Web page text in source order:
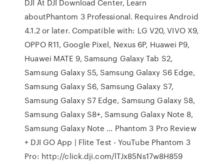
DJI At DJI Download Center, Learn
aboutPhantom 3 Professional. Requires Android
4.1.2 or later. Compatible with: LG V20, VIVO X9,
OPPO R11, Google Pixel, Nexus 6P, Huawei P9,
Huawei MATE 9, Samsung Galaxy Tab S2,
Samsung Galaxy S5, Samsung Galaxy S6 Edge,
Samsung Galaxy S6, Samsung Galaxy S7,
Samsung Galaxy S7 Edge, Samsung Galaxy S8,
Samsung Galaxy S8+, Samsung Galaxy Note 8,
Samsung Galaxy Note ... Phantom 3 Pro Review
+ DJI GO App | Flite Test - YouTube Phantom 3
Pro: http://click.dji.com/lTJx85Ns17w8H859